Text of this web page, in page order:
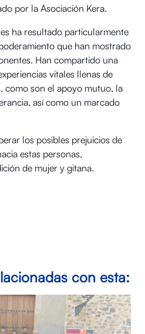
por la Asociación Kera.
ha resultado particularmente
que han mostrado
Han compartido una
vitales llenas de
como son el apoyo mutuo, la
así como un marcado
los posibles prejuicios de
estas personas,
de mujer y gitana.
con esta: